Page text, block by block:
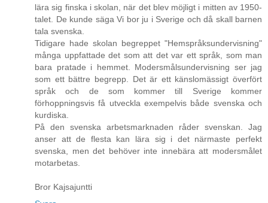
lära sig finska i skolan, när det blev möjligt i mitten av 1950-
talet. De kunde säga Vi bor ju i Sverige och då skall barnen
tala svenska.
Tidigare hade skolan begreppet "Hemspråksundervisning"
många uppfattade det som att det var ett språk, som man
bara pratade i hemmet. Modersmålsundervisning ser jag
som ett bättre begrepp. Det är ett känslomässigt överfört
språk och de som kommer till Sverige kommer
förhoppningsvis få utveckla exempelvis både svenska och
kurdiska.
På den svenska arbetsmarknaden råder svenskan. Jag
anser att de flesta kan lära sig i det närmaste perfekt
svenska, men det behöver inte innebära att modersmålet
motarbetas.
Bror Kajsajuntti